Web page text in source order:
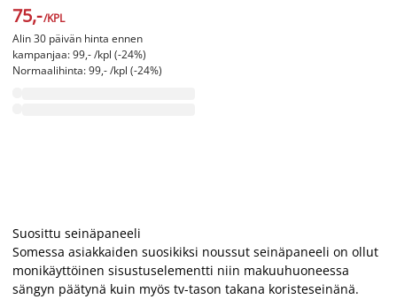
75,-/KPL
Alin 30 päivän hinta ennen
kampanjaa: 99,- /kpl (-24%)
Normaalihinta: 99,- /kpl (-24%)
Suosittu seinäpaneeli
Somessa asiakkaiden suosikiksi noussut seinäpaneeli on ollut
monikäyttöinen sisustuselementti niin makuuhuoneessa
sängyn päätynä kuin myös tv-tason takana koristeseinänä.